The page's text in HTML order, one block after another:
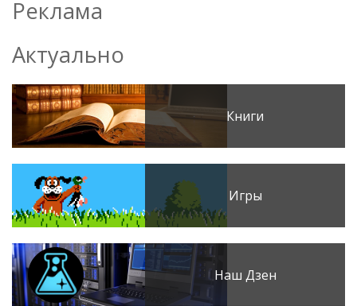
Реклама
Актуально
Книги
Игры
Наш Дзен